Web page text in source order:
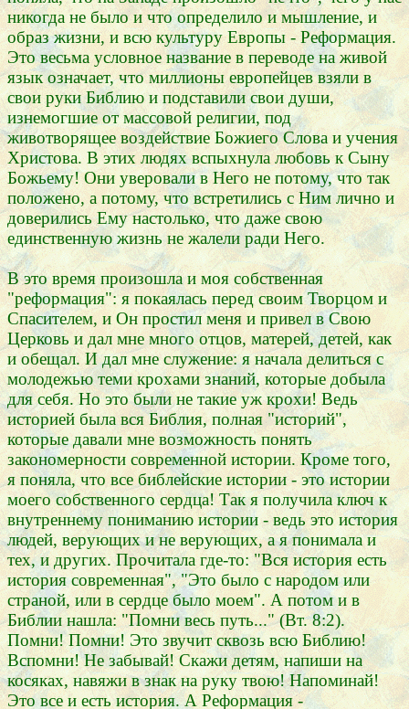
никогда не было и что определило и мышление, и
образ жизни, и всю культуру Европы - Реформация.
Это весьма условное название в переводе на живой
язык означает, что миллионы европейцев взяли в
свои руки Библию и подставили свои души,
изнемогшие от массовой религии, под
животворящее воздействие Божиего Слова и учения
Христова. В этих людях вспыхнула любовь к Сыну
Божьему! Они уверовали в Него не потому, что так
положено, а потому, что встретились с Ним лично и
доверились Ему настолько, что даже свою
единственную жизнь не жалели ради Него.
В это время произошла и моя собственная
"реформация": я покаялась перед своим Творцом и
Спасителем, и Он простил меня и привел в Свою
Церковь и дал мне много отцов, матерей, детей, как
и обещал. И дал мне служение: я начала делиться с
молодежью теми крохами знаний, которые добыла
для себя. Но это были не такие уж крохи! Ведь
историей была вся Библия, полная "историй",
которые давали мне возможность понять
закономерности современной истории. Кроме того,
я поняла, что все библейские истории - это истории
моего собственного сердца! Так я получила ключ к
внутреннему пониманию истории - ведь это история
людей, верующих и не верующих, а я понимала и
тех, и других. Прочитала где-то: "Вся история есть
история современная", "Это было с народом или
страной, или в сердце было моем". А потом и в
Библии нашла: "Помни весь путь..." (Вт. 8:2).
Помни! Помни! Это звучит сквозь всю Библию!
Вспомни! Не забывай! Скажи детям, напиши на
косяках, навяжи в знак на руку твою! Напоминай!
Это все и есть история. А Реформация -